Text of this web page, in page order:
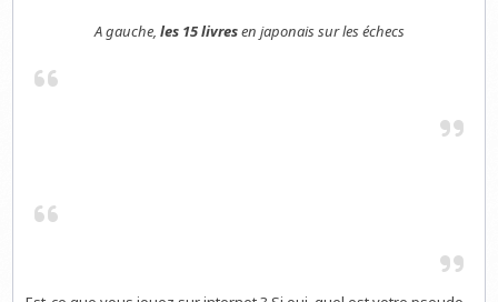
A gauche, les 15 livresen japonais sur les échecs